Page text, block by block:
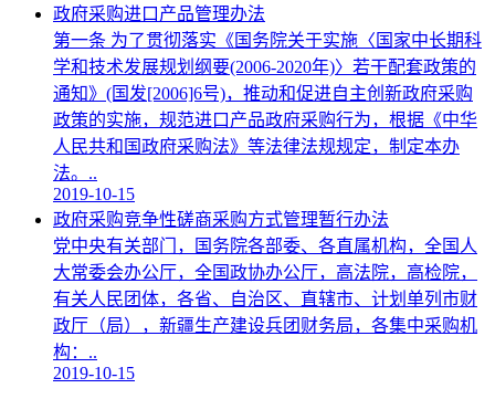
政府采购进口产品管理办法
第一条 为了贯彻落实《国务院关于实施〈国家中长期科
学和技术发展规划纲要(2006-2020年)〉若干配套政策的
通知》(国发[2006]6号)，推动和促进自主创新政府采购
政策的实施，规范进口产品政府采购行为，根据《中华
人民共和国政府采购法》等法律法规规定，制定本办
法。..
2019-10-15
政府采购竞争性磋商采购方式管理暂行办法
党中央有关部门，国务院各部委、各直属机构，全国人
大常委会办公厅，全国政协办公厅，高法院，高检院，
有关人民团体，各省、自治区、直辖市、计划单列市财
政厅（局），新疆生产建设兵团财务局，各集中采购机
构：..
2019-10-15